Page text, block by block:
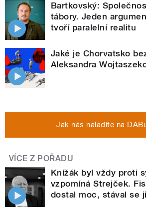
Bartkovský:
tábory. Jeden
tvoří paralelní realitu
Jaké je Chorvatsko
Aleksandra
Jak nás naladíte na
VÍCE Z POŘADU
Knížák byl vždy proti
vzpomíná Strejček.
dostal moc, stával se